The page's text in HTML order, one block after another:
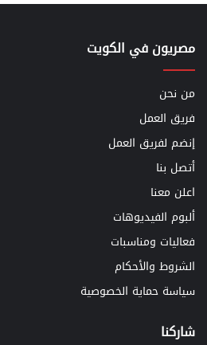
مصريون في الكويت
من نحن
فريق العمل
إنضم لفريق العمل
أتصل بنا
اعلن معنا
ألبوم الفيديوهات
فعاليات ومناسبات
الشروط والأحكام
سياسة حماية الخصوصية
شاركنا